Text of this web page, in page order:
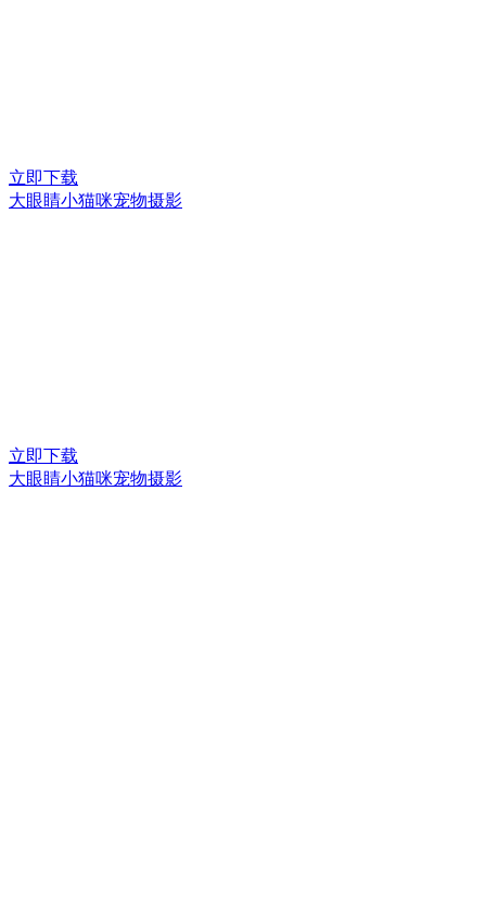
立即下载
大眼睛小猫咪宠物摄影
立即下载
大眼睛小猫咪宠物摄影